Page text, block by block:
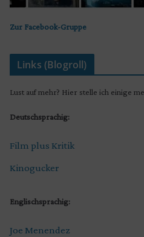
Zur Facebook-Gruppe
Links (Blogroll)
Lust auf mehr? Hier stelle ich einige
Deutschsprachig:
Film plus Kritik
Kinogucker
Englischsprachig:
Joe Menendez